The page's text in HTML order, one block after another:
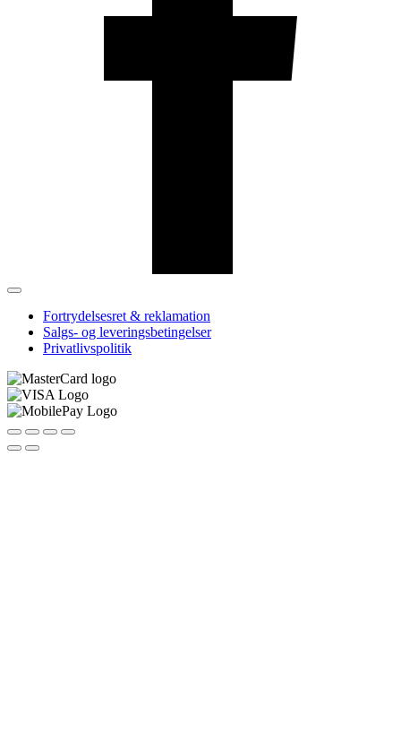
Fortrydelsesret & reklamation
Salgs- og leveringsbetingelser
Privatlivspolitik